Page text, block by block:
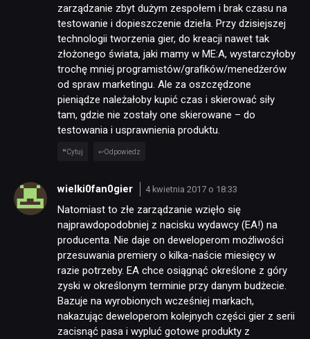
zarządzanie zbyt dużym zespołem i brak czasu na
testowanie i dopieszczenie dzieła. Przy dzisiejszej
technologii tworzenia gier, do kreacji nawet tak
złożonego świata, jaki mamy w ME:A, wystarczyłoby
trochę mniej programistów/grafików/menedżerów
od spraw marketingu. Ale za oszczędzone
pieniądze należałoby kupić czas i skierować siły
tam, gdzie nie zostały one skierowane – do
testowania i usprawnienia produktu.
Cytuj Odpowiedz
wielki0fan0gier 4 kwietnia 2017 o 18:33
Natomiast to złe zarządzanie wzięło się
najprawdopodobniej z nacisku wydawcy (EA!) na
producenta. Nie daje on deweloperom możliwości
przesuwania premiery o kilka-naście miesięcy w
razie potrzeby. EA chce osiągnąć określone z góry
zyski w określonym terminie przy danym budżecie.
Bazuje na wyrobionych wcześniej markach,
nakazując deweloperom kolejnych części gier z serii
zacisnąć pasa i wypluć gotowe produkty z